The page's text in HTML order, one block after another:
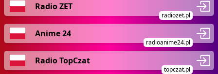
Radio ZET
radiozet.pl
Anime 24
radioanime24.pl
Radio TopCzat
topczat.pl